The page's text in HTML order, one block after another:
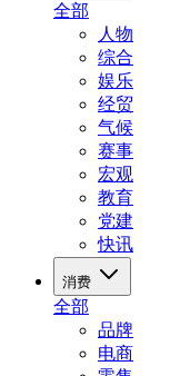
全部
人物
综合
娱乐
经贸
气候
赛事
宏观
教育
党建
快讯
消费
全部
品牌
电商